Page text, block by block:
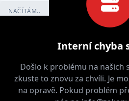
Interní chyba
Došlo k problému na našich
zkuste to znovu za chvíli. Je
na opravě. Pokud problém
NAČÍTÁM..